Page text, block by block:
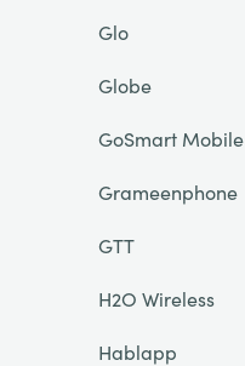
Glo
Globe
GoSmart Mobile
Grameenphone
GTT
H2O Wireless
Hablapp